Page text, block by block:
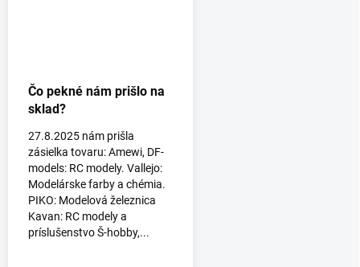
Čo pekné nám prišlo na
sklad?
27.8.2025 nám prišla
zásielka tovaru: Amewi, DF-
models: RC modely. Vallejo:
Modelárske farby a chémia.
PIKO: Modelová železnica
Kavan: RC modely a
príslušenstvo Š-hobby,...